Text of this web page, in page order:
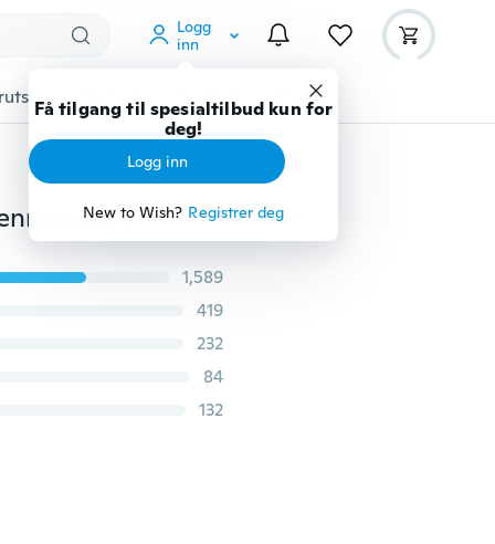
Logg
inn
Få tilgang til spesialtilbud kun for
deg!
Logg inn
New to Wish? Registrer deg
Gadgets Verktøy
16/12/6 stk Hjemmeinnredning Holdere og stativer Gjennomsiktig ikke-spore krok engros sterk krok for kjøkkenbad
1,589
419
232
84
132